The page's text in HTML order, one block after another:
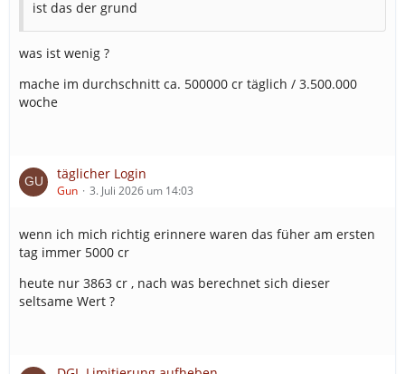
ist das der grund
was ist wenig ?
mache im durchschnitt ca. 500000 cr täglich / 3.500.000
woche
täglicher Login
Gun 3. Juli 2026 um 14:03
wenn ich mich richtig erinnere waren das füher am ersten
tag immer 5000 cr
heute nur 3863 cr , nach was berechnet sich dieser
seltsame Wert ?